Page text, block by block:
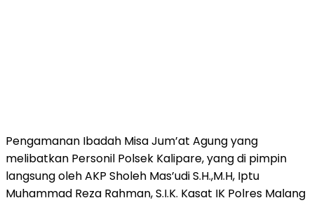
Pengamanan Ibadah Misa Jum’at Agung yang
melibatkan Personil Polsek Kalipare, yang di pimpin
langsung oleh AKP Sholeh Mas’udi S.H.,M.H, Iptu
Muhammad Reza Rahman, S.I.K. Kasat IK Polres Malang